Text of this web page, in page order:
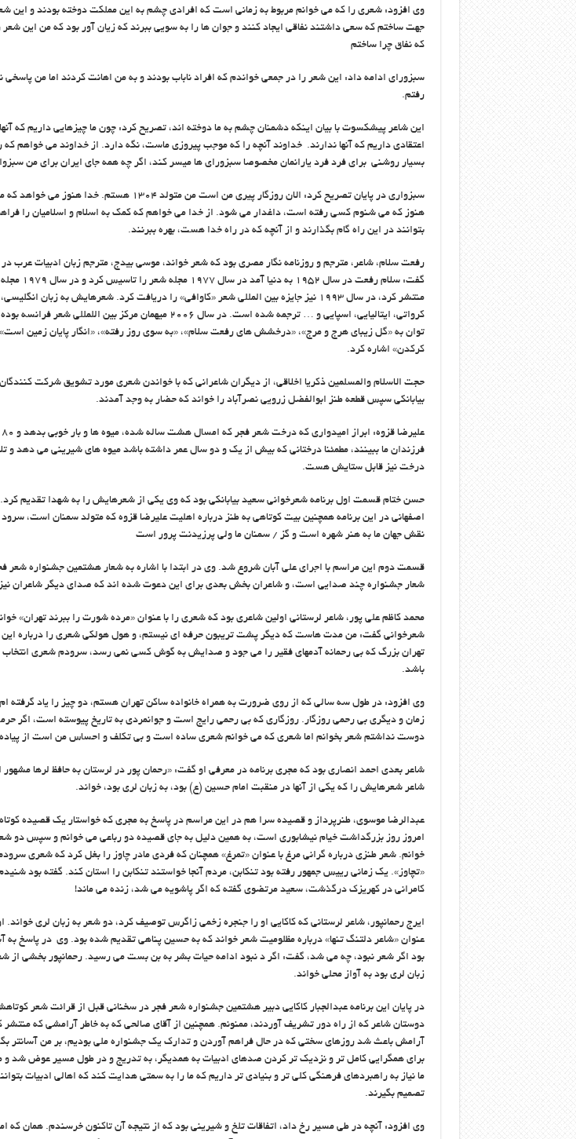
وی افزود: شعری را که می خوانم مربوط به زمانی است که افرادی چشم به این مملکت دوخته بودند و این
جهت ساختم که سعی داشتند نفاقی ایجاد کنند و جوان ها را به سویی ببرند که زیان آور بود که من این شعر
که نفاق چرا ساختم
سبزورای ادامه داد: این شعر را در جمعی خواندم که افراد ناباب بودند و به من اهانت کردند اما من پاسخی
رفتم.
این شاعر پیشکسوت با بیان اینکه دشمنان چشم به ما دوخته اند، تصریح کرد: چون ما چیزهایی داریم که آنها
اعتقادی داریم که آنها ندارند. خداوند آنچه را که موجب پیروزی ماست، نگه دارد. از خداوند می خواهم که
بسیار روشنی برای فرد فرد یارانمان مخصوصا سبزورای ها میسر کند، اگر چه همه جای ایران برای من
سبزواری در پایان تصریح کرد: الان روزگار پیری من است من متولد ۱۳۰۴ هستم. خدا
هنوز که می شنوم کسی رفته است، داغدار می شود. از خدا می خواهم که کمک به اسلام و اسلامیان را
بتوانند در این راه گام بگذارند و از آنچه که در راه خدا هست، بهره ببرنند.
رفعت سلام، شاعر، مترجم و روزنامه نگار مصری بود که شعر خواند، موسی بیدج، مترجم زبان ادبیات عرب
گفت: سلام رفعت در سال ۱۹۵۲ به
منتشر کرد، در سال ۱۹۹۳ نیز جایزه بین المللی شعر «کاوافی» را دریافت کرد. شعرهایش به زبان
کرواتی، ایتالیایی، اسپایی و … ترجمه شده است. در سال ۲۰۰۶ میهمان مرکز بین اللمللی
توان به «گل زیبای هرج و مرج»، «درخشش های رفعت سلام»، «به سوی روز رفته»، «انگار پایان زمین
کرکدن» اشاره کرد.
حجت الاسلام والمسلمین ذکریا اخلاقی، از دیگران شاعرانی که با خواندن شعری مورد تشویق شرکت
بیابانکی سپس قطعه طنز ابوالفضل زرویی نصرآباد را خواند که حضار به وجد آمدند.
فرزندان ما ببینند، مطمئنا درختانی که بیش از یک و دو سال عمر داشته باشد میوه های شیرینی می دهد و
درخت نیز قابل ستایش هست.
حسن ختام قسمت اول برنامه شعرخوانی سعید بیابانکی بود که وی یکی از شعرهایش را به شهدا تقدیم کرد.
اصفهانی در این برنامه همچنین بیت کوتاهی به طنز درباره اهلیت علیرضا قزوه که متولد سمنان است،
نقش جهان ما به هنر شهره است و گز / سمنان ما ولی پرزیدنت پرور است
قسمت دوم این مراسم با اجرای علی آبان شروع شد. وی در ابتدا با اشاره به شعار هشتمین جشنواره شعر
شعار جشنواره چند صدایی است، و شاعران بخش بعدی برای این دعوت شده اند که صدای دیگر شاعران
محمد کاظم علی پور، شاعر لرستانی اولین شاعری بود که شعری را با عنوان «مرده شورت را ببرند تهران»
شعرخوانی گفت: من مدت هاست که دیگر پشت تریبون حرفه ای نیستم، و هول هولکی شعری را درباره
تهران بزرگ که بی رحمانه آدمهای فقیر را می جود و صدایش به گوش کسی نمی رسد، سرودم شعری انتخاب
باشد.
وی افزود: در طول سه سالی که از روی ضرورت به همراه خانواده ساکن تهران هستم، دو چیز را یاد گرفته
زمان و دیگری بی رحمی روزگار. روزگاری که بی رحمی رایج است و جوانمردی به تاریخ پیوسته است، اگر
دوست نداشتم شعر بخوانم اما شعری که می خوانم شعری ساده است و بی تکلف و احساس من است از پیاده
شاعر بعدی احمد انصاری بود که مجری برنامه در معرفی او گفت: «رحمان پور در لرستان به حافظ لرها
شاعر شعرهایش را که یکی از آنها در منقبت امام حسین (ع) بود، به زبان لری بود، خواند.
عبدالرضا موسوی، طنرپرداز و قصیده سرا هم در این مراسم در پاسخ به مجری که خواستار یک قصیده
امروز روز بزرگداشت خیام نیشابوری است، به همین دلیل به جای قصیده دو رباعی می خوانم و سپس دو
خوانم. شعر طنزی درباره گرانی مرغ با عنوان «تمرغ» همچنان که فردی مادر چاوز را بغل کرد که شعری
«تچاوز». یک زمانی رییس جمهور رفته بود تنکابن، مردم آنجا خواستند تنکابن را استان کند. گفته بود
کامرانی در کهریزک درگذشت، سعید مرتضوی گفته که اگر پاشویه می شد، زنده می ماند!
ایرج رحمانپور، شاعر لرستانی که کاکایی او را جنجره زخمی زاگرس توصیف کرد، دو شعر به زبان لری خواند.
عنوان «شاعر دلتنگ تنها» درباره مظلومیت شعر خواند که به حسین پناهی تقدیم شده بود. وی در پاسخ به
بود اگر شعر نبود، چه می شد، گفت: اگر د نبود ادامه حیات بشر به بن بست می رسید. رحمانپور بخشی از
زبان لری بود به آواز محلی خواند.
در پایان این برنامه عبدالجبار کاکایی دبیر هشتمین جشنواره شعر فجر در سخنانی قبل از قرائت شعر
دوستان شاعر که از راه دور تشریف آوردند، ممنونم. همچنین از آقای صالحی که به خاطر آرامشی که منتشر
آرامش باعث شد روزهای سختی که در حال فراهم آوردن و تدارک یک جشنواره ملی بودیم، بر من آسانتر
برای همگرایی کامل تر و نزدیک تر کردن صدهای ادبیات به همدیگر، به تدریج و در طول مسیر عوض شد
ما نیاز به راهبردهای فرهنگی کلی تر و بنیادی تر داریم که ما را به سمتی هدایت کند که اهالی ادبیات
تصمیم بگیرند.
وی افزود: آنچه در طی مسیر رخ داد، اتفاقات تلخ و شیرینی بود که از نتیجه آن تاکنون خرسندم. همان که